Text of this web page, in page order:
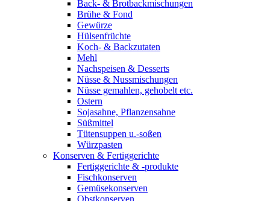
Back- & Brotbackmischungen
Brühe & Fond
Gewürze
Hülsenfrüchte
Koch- & Backzutaten
Mehl
Nachspeisen & Desserts
Nüsse & Nussmischungen
Nüsse gemahlen, gehobelt etc.
Ostern
Sojasahne, Pflanzensahne
Süßmittel
Tütensuppen u.-soßen
Würzpasten
Konserven & Fertiggerichte
Fertiggerichte & -produkte
Fischkonserven
Gemüsekonserven
Obstkonserven